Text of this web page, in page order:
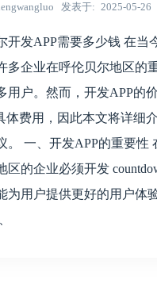
发表于 2025-05-26
开发APP需要多少钱 在当
多企业在呼伦贝尔地区的
用户。然而，开发APP的
体费用，因此本文将详细
。 一、开发APP的重要
区的企业必须开发
为用户提供更好的用户体